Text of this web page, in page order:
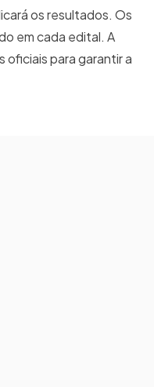
os resultados. Os
em cada edital. A
para garantir a